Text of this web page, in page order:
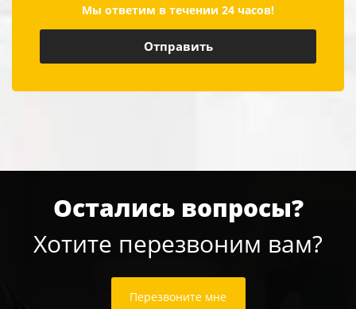
Мы ответим в течении 24 часов!
Остались вопросы?
Хотите перезвоним вам?
Перезвоните мне